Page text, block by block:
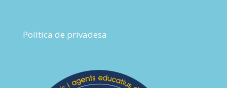
Política de privadesa